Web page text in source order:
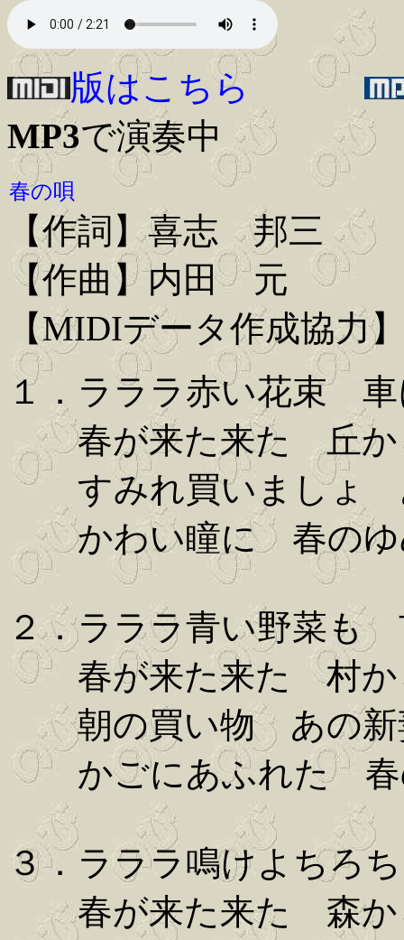
版はこちら
MP3で演奏中
春の唄
【作詞】喜志 邦三
【作曲】内田 元
【MIDIデータ作成協力
１．ラララ赤い花束
春が来た来た 丘か
すみれ買いましょ
かわい瞳に 春のゆ
２．ラララ青い野菜も
春が来た来た 村か
朝の買い物 あの新
かごにあふれた 春
３．ラララ鳴けよちろ
春が来た来た 森か